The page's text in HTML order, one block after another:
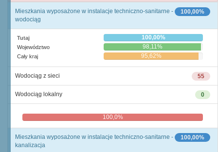
100,00%
Mieszkania wyposażone w instalacje techniczno-sanitarne -
wodociąg
Tutaj 100,00%
Województwo 98,11%
Cały kraj 95,62%
55
Wodociąg z sieci
0
Wodociąg lokalny
100,0%
100,00%
Mieszkania wyposażone w instalacje techniczno-sanitarne -
kanalizacja